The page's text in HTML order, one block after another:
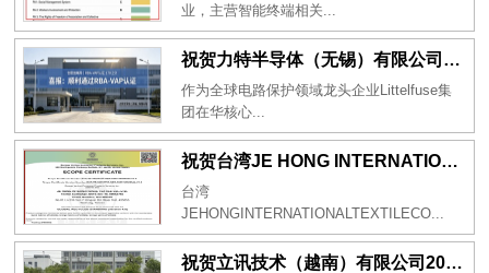
业，主营智能终端相关...
祝贺力特半导体（无锡）有限公司2026年一次性成功通过RBA-VAP认证审核并取得170.2分
作为全球电路保护领域龙头企业Littelfuse集
团在华核心...
祝贺台湾JE HONG INTERNATIONAL TEXTILE CO., LTD 2026年一次性成功通过GRS认证
台湾
JEHONGINTERNATIONALTEXTILECO...
祝贺立讯技术（越南）有限公司2026年一次性成功通过RBA-VAP审核获得金牌评级！